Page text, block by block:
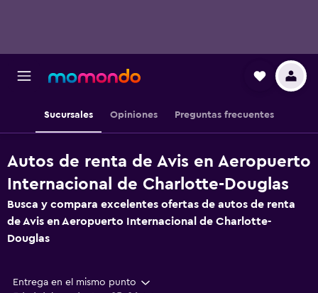
Sucursales Opiniones Preguntas frecuentes
Autos de renta de Avis en Aeropuerto
Internacional de Charlotte-Douglas
Busca y compara excelentes ofertas de autos de renta
de Avis en Aeropuerto Internacional de Charlotte-
Douglas
Entrega en el mismo punto